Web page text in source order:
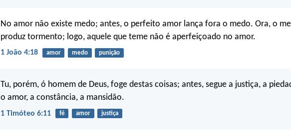
No amor não existe medo; antes, o perfeito amor lança fora o medo. Ora, o
produz tormento; logo, aquele que teme não é aperfeiçoado no amor.
1 João 4:18 amor medo punição
Tu, porém, ó homem de Deus, foge destas coisas; antes, segue a justiça, a
o amor, a constância, a mansidão.
1 Timóteo 6:11 fé amor justiça